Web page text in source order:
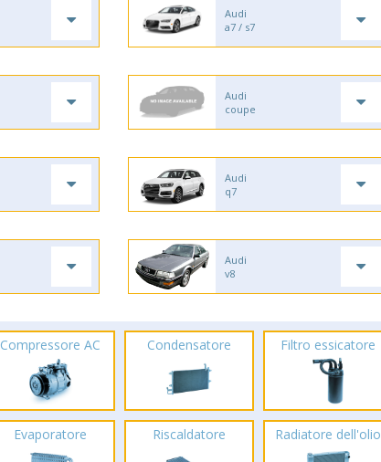
Audi
a7 / s7
Audi
coupe
Audi
q7
Audi
v8
Compressore AC Condensatore Filtro essicatore
Evaporatore Riscaldatore Radiatore dell'olio